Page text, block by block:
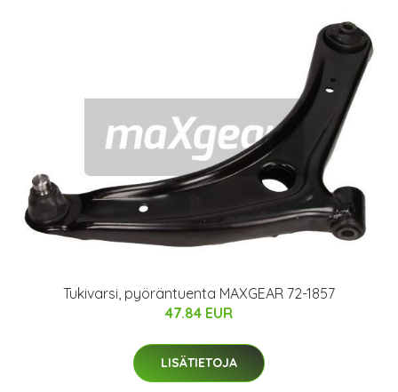
Tukivarsi, pyöräntuenta MAXGEAR 72-1857
47.84 EUR
LISÄTIETOJA